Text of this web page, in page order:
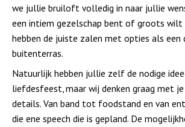
we jullie bruiloft volledig in naar jullie
een intiem gezelschap bent of groots wilt
hebben de juiste zalen met opties als een
buitenterras.
Natuurlijk hebben jullie zelf de nodige
liefdesfeest, maar wij denken graag met
details. Van band tot foodstand en van
die ene speech die is gepland. De